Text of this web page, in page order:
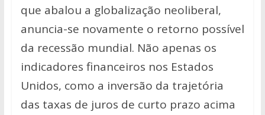
que abalou a globalização neoliberal,
anuncia-se novamente o retorno possível
da recessão mundial. Não apenas os
indicadores financeiros nos Estados
Unidos, como a inversão da trajetória
das taxas de juros de curto prazo acima